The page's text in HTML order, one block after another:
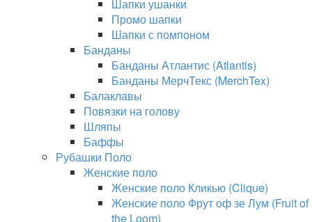
Шапки ушанки
Промо шапки
Шапки с помпоном
Банданы
Банданы Атлантис (Atlantis)
Банданы МерчТекс (MerchTex)
Балаклавы
Повязки на голову
Шляпы
Баффы
Рубашки Поло
Женские поло
Женские поло Кликью (Clique)
Женские поло Фрут оф зе Лум (Fruit of
the Loom)